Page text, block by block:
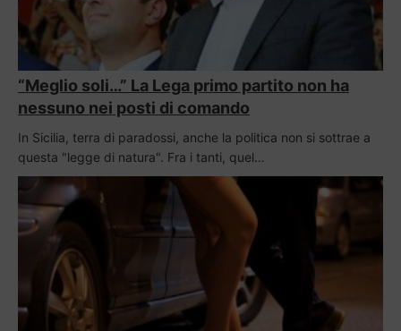
“Meglio soli…” La Lega primo partito non ha
nessuno nei posti di comando
In Sicilia, terra di paradossi, anche la politica non si sottrae a
questa "legge di natura". Fra i tanti, quel…